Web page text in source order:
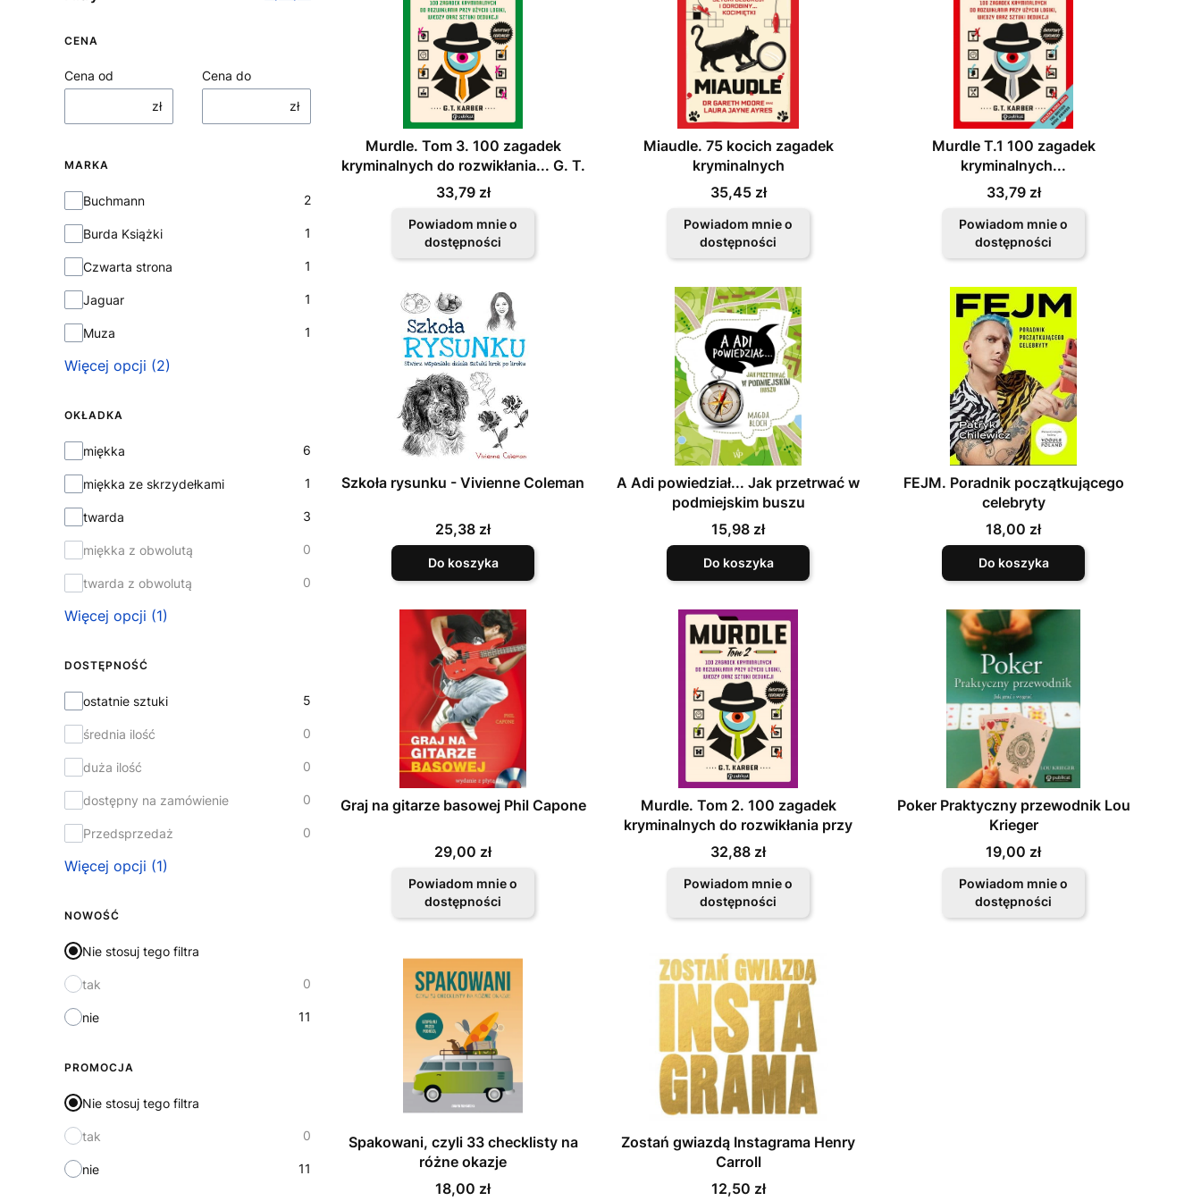
CENA
Cena od
zł
Cena do
zł
MARKA
MarkaBuchmann 2
Burda Książki 1
Czwarta strona 1
Jaguar 1
Muza 1
Więcej opcji (2)
OKŁADKA
Okładka
miękka 6
miękka ze skrzydełkami 1
twarda 3
miękka z obwolutą 0
twarda z obwolutą 0
Więcej opcji (1)
DOSTĘPNOŚĆ
Dostępność
ostatnie sztuki 5
średnia ilość 0
duża ilość 0
dostępny na zamówienie 0
Przedsprzedaż 0
Więcej opcji (1)
NOWOŚĆ
Nie stosuj tego filtra
tak 0
nie 11
PROMOCJA
Nie stosuj tego filtra
tak 0
nie 11
Murdle. Tom 3. 100 zagadek
kryminalnych do rozwikłania... G. T.
Karber
Cena
33,79 zł
Powiadom mnie o
dostępności
Miaudle. 75 kocich zagadek
kryminalnych
Cena
35,45 zł
Powiadom mnie o
dostępności
Murdle T.1 100 zagadek
kryminalnych...
Cena
33,79 zł
Powiadom mnie o
dostępności
Szkoła rysunku - Vivienne Coleman
Cena
25,38 zł
Do koszyka
A Adi powiedział... Jak przetrwać w
podmiejskim buszu
Cena
15,98 zł
Do koszyka
FEJM. Poradnik początkującego
celebryty
Cena
18,00 zł
Do koszyka
Graj na gitarze basowej Phil Capone
Cena
29,00 zł
Powiadom mnie o
dostępności
Murdle. Tom 2. 100 zagadek
kryminalnych do rozwikłania przy
użyciu logiki, wiedzy oraz sztuki
dedukcji
Cena
32,88 zł
Powiadom mnie o
dostępności
Poker Praktyczny przewodnik Lou
Krieger
Cena
19,00 zł
Powiadom mnie o
dostępności
Spakowani, czyli 33 checklisty na
różne okazje
Cena
18,00 zł
Zostań gwiazdą Instagrama Henry
Carroll
Cena
12,50 zł